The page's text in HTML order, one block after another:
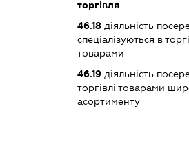
торгівля
46.18діяльність
спеціалізуються в
товарами
46.19діяльність
торгівлі товарами
асортименту